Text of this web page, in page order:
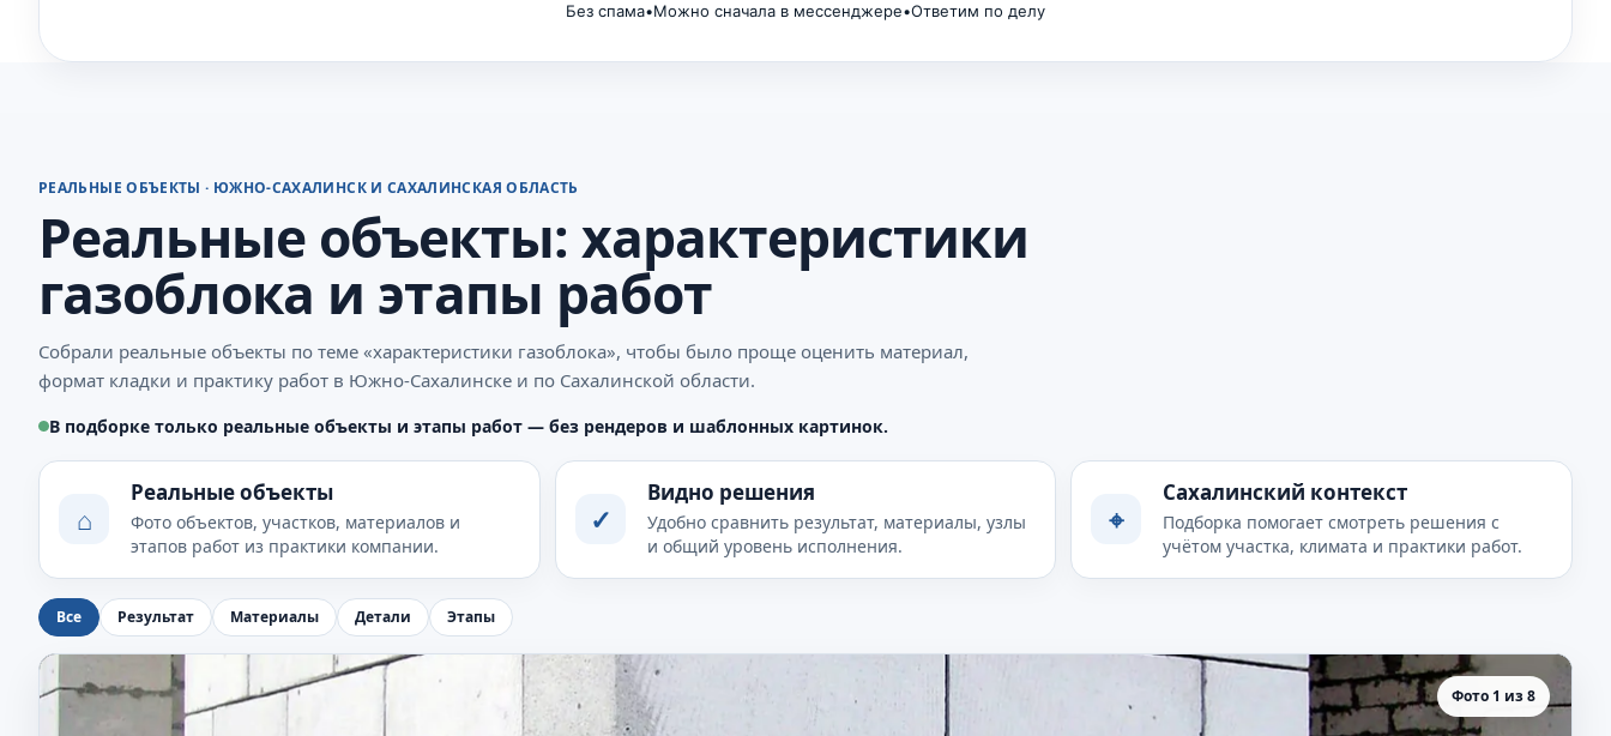
Без спама•Можно сначала в мессенджере•Ответим по делу
РЕАЛЬНЫЕ ОБЪЕКТЫ · ЮЖНО-САХАЛИНСК И САХАЛИНСКАЯ ОБЛАСТЬ
Реальные объекты: характеристики
газоблока и этапы работ
Собрали реальные объекты по теме «характеристики газоблока», чтобы было проще оценить материал,
формат кладки и практику работ в Южно-Сахалинске и по Сахалинской области.
В подборке только реальные объекты и этапы работ — без рендеров и шаблонных картинок.
⌂
Реальные объекты
Фото объектов, участков, материалов и
этапов работ из практики компании.
✓
Видно решения
Удобно сравнить результат, материалы, узлы
и общий уровень исполнения.
⌖
Сахалинский контекст
Подборка помогает смотреть решения с
учётом участка, климата и практики работ.
Все Результат Материалы Детали Этапы
Фото 1 из 8